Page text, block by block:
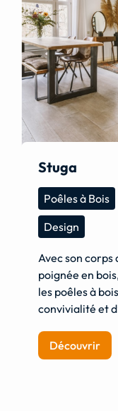
Stuga
Poêles à Bois
Design
Avec son corps
poignée en
les poêles à
convivialité et
Découvrir